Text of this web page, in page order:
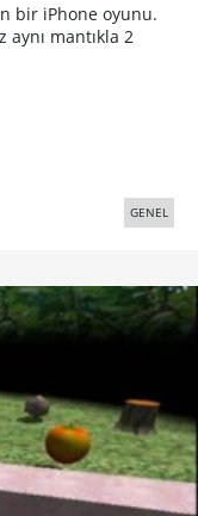
bir iPhone oyunu.
mantıkla 2
GENEL